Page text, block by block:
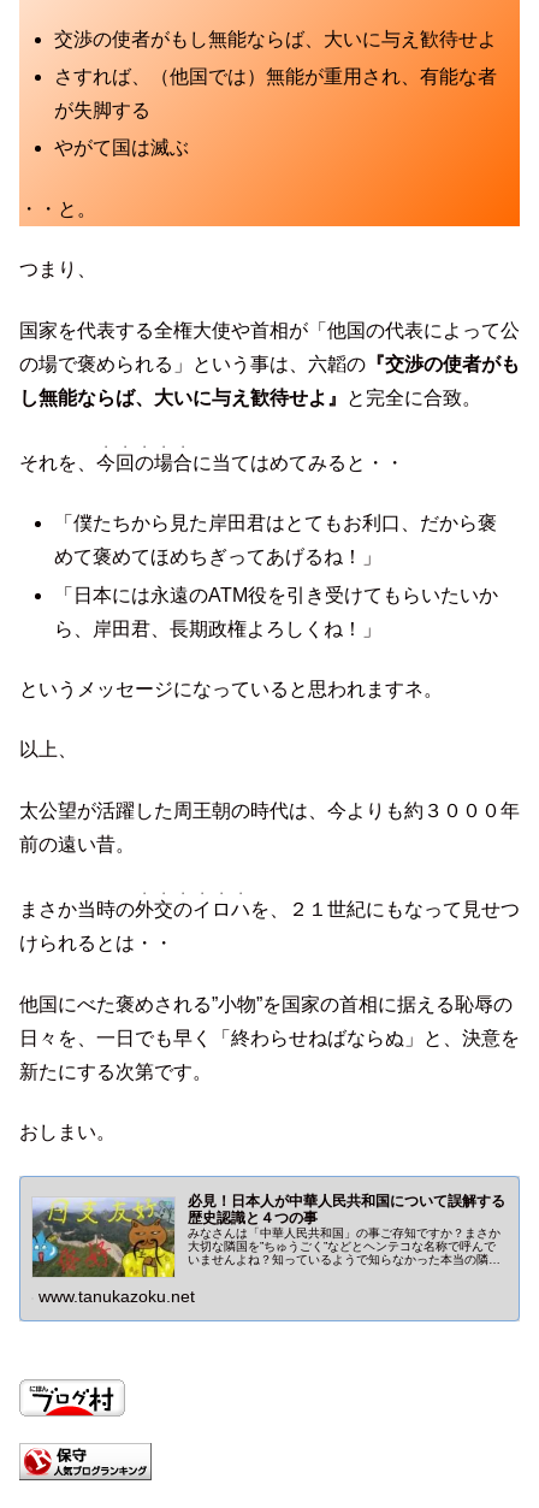
交渉の使者がもし無能ならば、大いに与え歓待せよ
さすれば、（他国では）無能が重用され、有能な者
が失脚する
やがて国は滅ぶ
・・と。
つまり、
国家を代表する全権大使や首相が「他国の代表によって公
の場で褒められる」という事は、六韜の 『交渉の使者がも
し無能ならば、大いに与え歓待せよ』
と完全に合致。
それを、 今回の場合
・・・・・
に当てはめてみると・・
「僕たちから見た岸田君はとてもお利口、だから褒
めて褒めてほめちぎってあげるね！」
「日本には永遠のATM役を引き受けてもらいたいか
ら、岸田君、長期政権よろしくね！」
というメッセージになっていると思われますネ。
以上、
太公望が活躍した周王朝の時代は、今よりも約３０００年
前の遠い昔。
まさか当時の外交のイロハ
・・・・・・
を、２１世紀にもなって見せつ
けられるとは・・
他国にべた褒めされる”小物”を国家の首相に据える恥辱の
日々を、一日でも早く「終わらせねばならぬ」と、決意を
新たにする次第です。
おしまい。
必見！日本人が中華人民共和国について誤解する
歴史認識と４つの事
みなさんは「中華人民共和国」の事ご存知ですか？まさか
大切な隣国を”ちゅうごく”などとヘンテコな名称で呼んで
いませんよね？知っているようで知らなかった本当の隣国
www.tanukazoku.net